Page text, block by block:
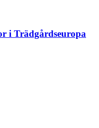
i Trädgårdseuropa